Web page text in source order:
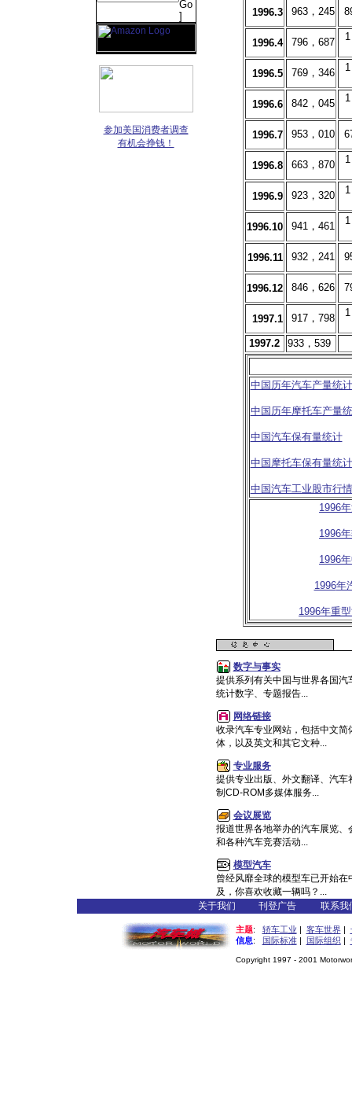
参加美国消费者调查
有机会挣钱！
1996.3 963，245
1996.4 796，687
1996.5 769，346
1996.6 842，045
1996.7 953，010
1996.8 663，870
1996.9 923，320
1996.10 941，461
1996.11 932，241
1996.12 846，626
1997.1 917，798
1997.2 933，539
中国历年汽车产量统计
中国历年摩托车产量
中国汽车保有量统计
中国摩托车保有量统计
中国汽车工业股市行情
1996
1996
1996
1996年
1996年重
数字与事实
提供系列有关中国与世界各国汽
统计数字、专题报告...
网络链接
收录汽车专业网站，包括中文简
体，以及英文和其它文种...
专业服务
提供专业出版、外文翻译、汽车
制CD-ROM多媒体服务...
会议展览
报道世界各地举办的汽车展览、
和各种汽车竞赛活动...
模型汽车
曾经风靡全球的模型车已开始在
及，你喜欢收藏一辆吗？...
关于我们
刊登广告 联系我
主题: 轿车工业 | 客车世界|
信息: 国际标准| 国际组织 |
Copyright 1997 - 2001